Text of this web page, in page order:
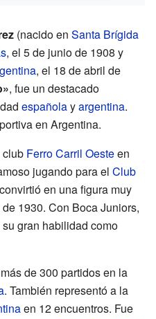
(nacido en Santa Brígida
, el 5 de junio de 1908 y
, el 18 de abril de
, fue un destacado
españolayargentina.
en Argentina.
club Ferro Carril Oesteen
jugando para el Club
en una figura muy
1930. Con Boca Juniors,
gran habilidad como
de 300 partidos en la
. También representó a la
en 12 encuentros. Fue